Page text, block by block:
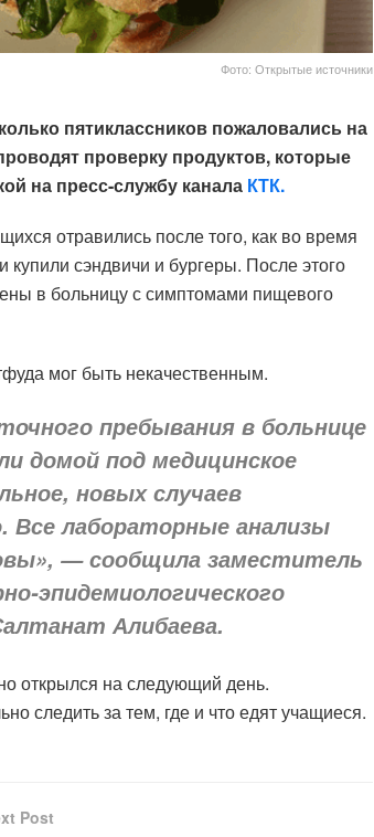
Фото: Открытые источники
пятиклассников пожаловались на
проверку продуктов, которые
на пресс-службу канала КТК.
отравились после того, как во время
сэндвичи и бургеры. После этого
в больницу с симптомами пищевого
мог быть некачественным.
пребывания в больнице
домой под медицинское
новых случаев
Все лабораторные анализы
— сообщила заместитель
эпидемиологического
Алибаева.
открылся на следующий день.
следить за тем, где и что едят учащиеся.
Post